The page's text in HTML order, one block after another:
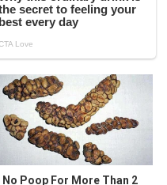
No Poop For More Than 2